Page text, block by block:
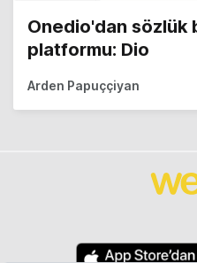
Onedio'dan sözlük
platformu: Dio
Arden Papuççiyan